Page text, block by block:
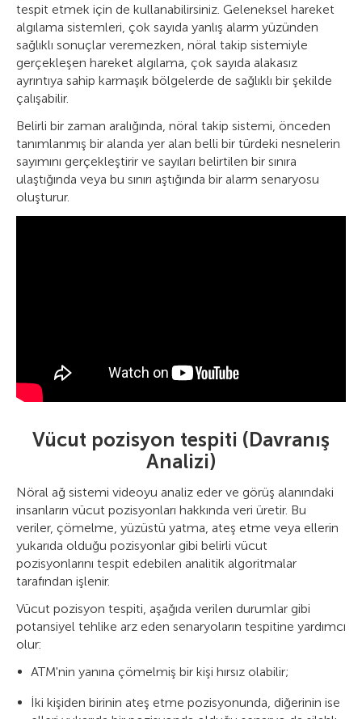
tespit etmek için de kullanabilirsiniz. Geleneksel hareket
algılama sistemleri, çok sayıda yanlış alarm yüzünden
sağlıklı sonuçlar veremezken, nöral takip sistemiyle
gerçekleşen hareket algılama, çok sayıda alakasız
ayrıntıya sahip karmaşık bölgelerde de sağlıklı bir şekilde
çalışabilir.
Belirli bir zaman aralığında, nöral takip sistemi, önceden
tanımlanmış bir alanda yer alan belli bir türdeki nesnelerin
sayımını gerçekleştirir ve sayıları belirtilen bir sınıra
ulaştığında veya bu sınırı aştığında bir alarm senaryosu
oluşturur.
Vücut pozisyon tespiti (Davranış
Analizi)
Nöral ağ sistemi videoyu analiz eder ve görüş alanındaki
insanların vücut pozisyonları hakkında veri üretir. Bu
veriler, çömelme, yüzüstü yatma, ateş etme veya ellerin
yukarıda olduğu pozisyonlar gibi belirli vücut
pozisyonlarını tespit edebilen analitik algoritmalar
tarafından işlenir.
Vücut pozisyon tespiti, aşağıda verilen durumlar gibi
potansiyel tehlike arz eden senaryoların tespitine yardımcı
olur:
ATM'nin yanına çömelmiş bir kişi hırsız olabilir;
İki kişiden birinin ateş etme pozisyonunda, diğerinin ise